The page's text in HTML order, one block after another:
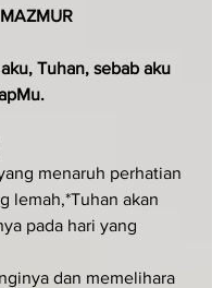
Tuhan, sebab aku
menaruh perhatian
lemah,*Tuhan akan
pada hari yang
dan memelihara